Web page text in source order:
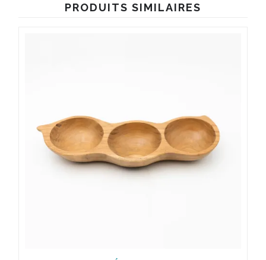
PRODUITS SIMILAIRES